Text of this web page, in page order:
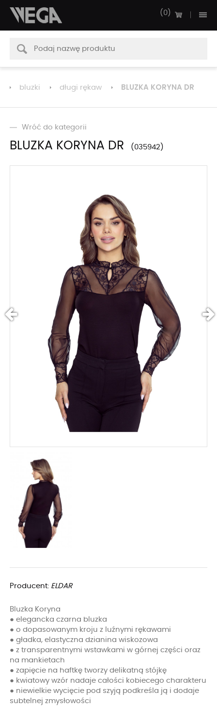
0
bluzki długi rękaw BLUZKA KORYNA DR
Wróć do kategorii
BLUZKA KORYNA DR 035942
Producent: ELDAR
Bluzka Koryna
● elegancka czarna bluzka
● o dopasowanym kroju z luźnymi rękawami
● gładka, elastyczna dzianina wiskozowa
● z transparentnymi wstawkami w górnej części oraz
na mankietach
● zapięcie na haftkę tworzy delikatną stójkę
● kwiatowy wzór nadaje całości kobiecego charakteru
● niewielkie wycięcie pod szyją podkreśla ją i dodaje
subtelnej zmysłowości